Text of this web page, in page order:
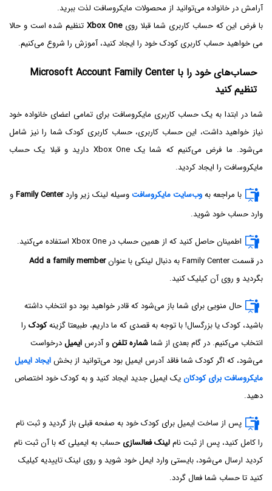
آرامش در خانواده می‌توانید از محصولات مایکروسافت لذت ببرید.
با فرض این که حساب کاربری شما قبلا رویXbox One تنظیم شده است و حالا
می خواهید حساب کاربری کودک خود را ایجاد کنید، آموزش را شروع می‌کنیم.
حساب‌های خود را با Microsoft Account Family Center
تنظیم کنید
شما در ابتدا به یک حساب کاربری مایکروسافت برای تمامی اعضای خانواده خود
نیاز خواهید داشت، این حساب کاربری، حساب کاربری کودک شما را نیز شامل
می‌شود. ما فرض می‌کنیم که شما یک Xbox One دارید و قبلا یک حساب
مایکروسافت را ایجاد کردید.
با مراجعه بهوب‌سایت مایکروسافتوسیله لینک زیر واردFamily Centerو
وارد حساب خود شوید.
اطمینان حاصل کنید که از همین حساب در Xbox One استفاده می‌کنید.
در قسمت Family Center به دنبال لینکی با عنوان
Add a family member
بگردید و روی آن کیلیک کنید.
حال منویی برای شما باز می‌شود که قادر خواهید بود دو انتخاب داشته
باشید، کودک یا بزرگسال! با توجه به قصدی که ما داریم، طبیعتا گزینهکودک را
انتخاب می‌کنیم. در گام بعدی از شماشماره تلفنو آدرسایمیلدرخواست
می‌شود، که اگر کودک شما فاقد آدرس ایمیل بود می‌توانید از بخشایجاد ایمیل
مایکروسافت برای کودکانیک ایمیل جدید ایجاد کنید و به کودک خود اختصاص
دهید.
پس از ساخت ایمیل برای کودک خود به صفحه قبلی باز گردید و ثبت نام
را کامل کنید، پس از ثبت ناملینک فعالسازی حساب به ایمیلی که با آن ثبت نام
کردید ارسال می‌شود، بایستی وارد ایمل خود شوید و روی لینک تاییدیه کیلیک
کنید تا حساب شما فعال گردد.